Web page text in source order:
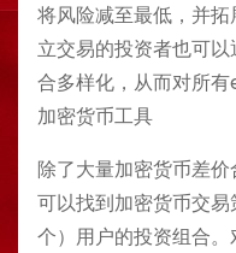
将风险减至最低，并
立交易的投资者也可
合多样化，从而对所有
加密货币工具
除了大量加密货币差
可以找到加密货币交
个）用户的投资组合